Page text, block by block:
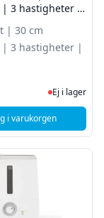
för
| 3 hastigheter |
| 30 cm
| 3 hastigheter |
Ej i lager,
Ej i lager
i varukorgen
, Nedis Bordsfläkt |